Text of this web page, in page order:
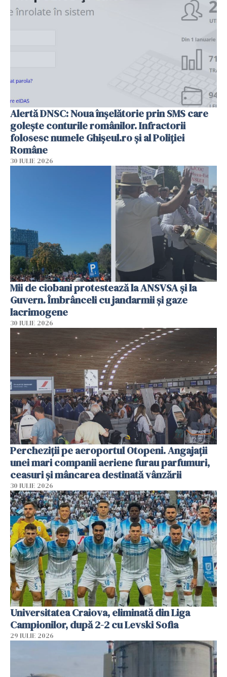
Alertă DNSC: Noua înșelătorie prin SMS care
golește conturile românilor. Infractorii
folosesc numele Ghișeul.ro și al Poliției
Române
30 IULIE 2026
Mii de ciobani protestează la ANSVSA și la
Guvern. Îmbrânceli cu jandarmii și gaze
lacrimogene
30 IULIE 2026
Percheziții pe aeroportul Otopeni. Angajații
unei mari companii aeriene furau parfumuri,
ceasuri și mâncarea destinată vânzării
30 IULIE 2026
Universitatea Craiova, eliminată din Liga
Campionilor, după 2-2 cu Levski Sofia
29 IULIE 2026